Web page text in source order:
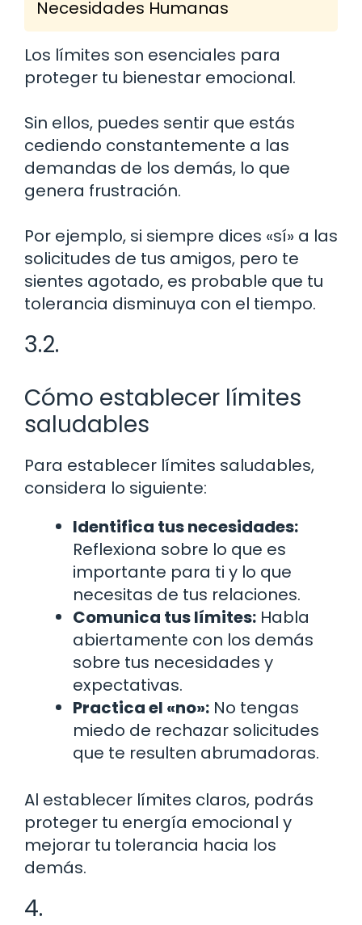
Necesidades Humanas
Los límites son esenciales para
proteger tu bienestar emocional.
Sin ellos, puedes sentir que estás
cediendo constantemente a las
demandas de los demás, lo que
genera frustración.
Por ejemplo, si siempre dices «sí» a las
solicitudes de tus amigos, pero te
sientes agotado, es probable que tu
tolerancia disminuya con el tiempo.
3.2.
Cómo establecer límites
saludables
Para establecer límites saludables,
considera lo siguiente:
Identifica tus necesidades:
Reflexiona sobre lo que es
importante para ti y lo que
necesitas de tus relaciones.
Comunica tus límites: Habla
abiertamente con los demás
sobre tus necesidades y
expectativas.
Practica el «no»: No tengas
miedo de rechazar solicitudes
que te resulten abrumadoras.
Al establecer límites claros, podrás
proteger tu energía emocional y
mejorar tu tolerancia hacia los
demás.
4.